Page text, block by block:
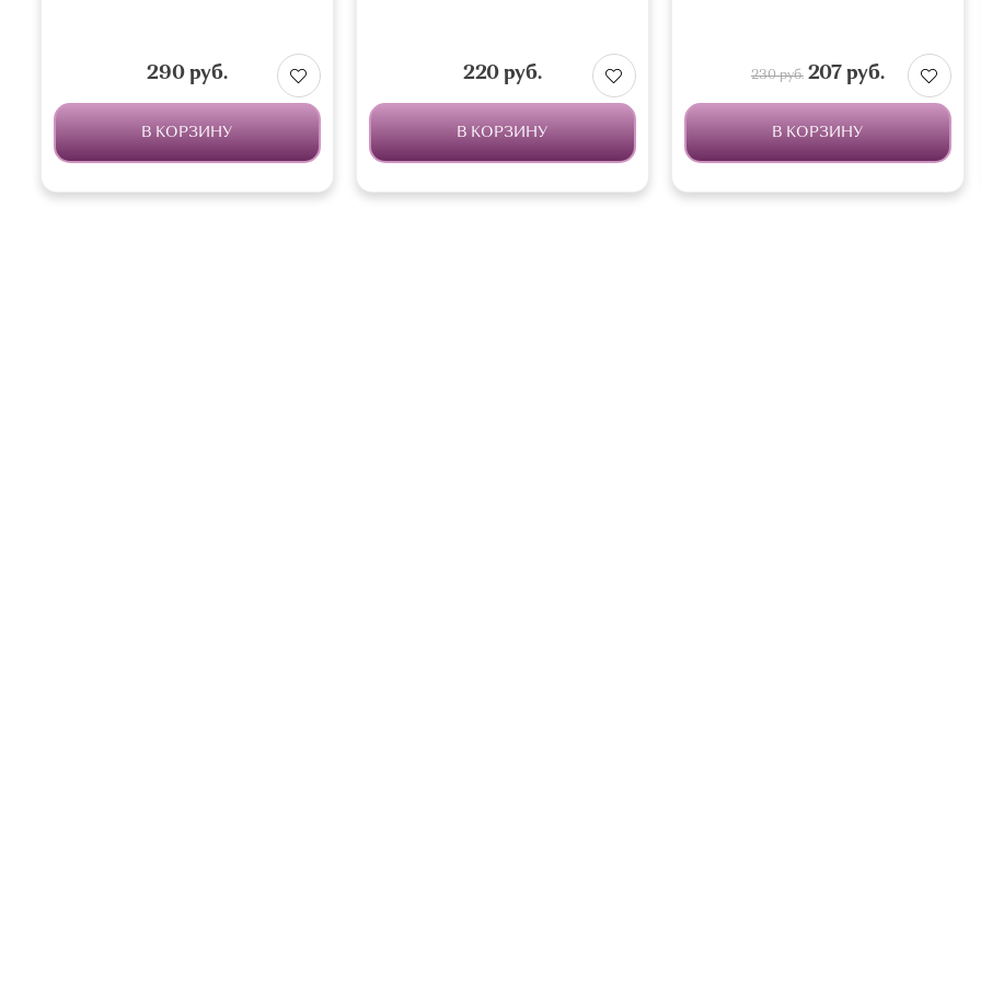
290 руб.
В КОРЗИНУ
220 руб.
В КОРЗИНУ
230 руб.207 руб.
В КОРЗИНУ